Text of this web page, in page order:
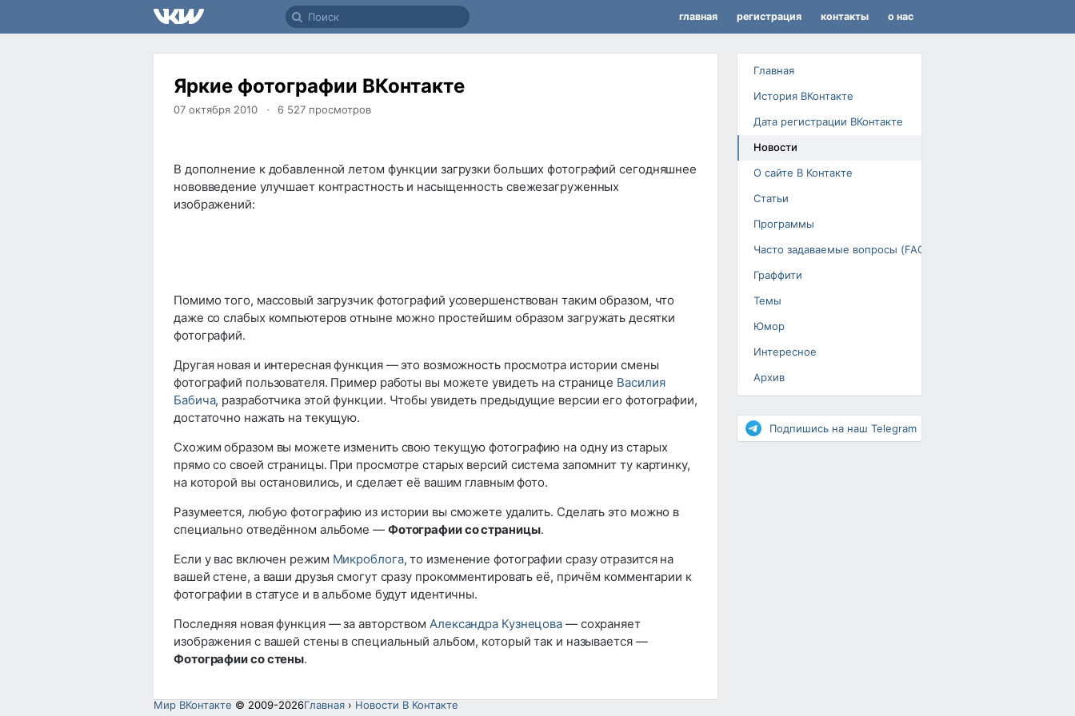
главная регистрация контакты о нас
Главная
История ВКонтакте
Дата регистрации ВКонтакте
Новости
О сайте В Контакте
Статьи
Программы
Часто задаваемые вопросы (FAQ)
Граффити
Темы
Юмор
Интересное
Архив
Повышение рейтинга
Подпишись на наш Telegram
Яркие фотографии ВКонтакте
07 октября 2010 6 527 просмотров
В дополнение к добавленной летом функции загрузки больших фотографий сегодняшнее
нововведение улучшает контрастность и насыщенность свежезагруженных
изображений:
Помимо того, массовый загрузчик фотографий усовершенствован таким образом, что
даже со слабых компьютеров отныне можно простейшим образом загружать десятки
фотографий.
Другая новая и интересная функция — это возможность просмотра истории смены
фотографий пользователя. Пример работы вы можете увидеть на странице Василия
Бабича, разработчика этой функции. Чтобы увидеть предыдущие версии его фотографии,
достаточно нажать на текущую.
Схожим образом вы можете изменить свою текущую фотографию на одну из старых
прямо со своей страницы. При просмотре старых версий система запомнит ту картинку,
на которой вы остановились, и сделает её вашим главным фото.
Разумеется, любую фотографию из истории вы сможете удалить. Сделать это можно в
специально отведённом альбоме — Фотографии со страницы.
Если у вас включен режим Микроблога, то изменение фотографии сразу отразится на
вашей стене, а ваши друзья смогут сразу прокомментировать её, причём комментарии к
фотографии в статусе и в альбоме будут идентичны.
Последняя новая функция — за авторством Александра Кузнецова — сохраняет
изображения с вашей стены в специальный альбом, который так и называется —
Фотографии со стены.
Мир ВКонтакте © 2009-2026Главная › Новости В Контакте